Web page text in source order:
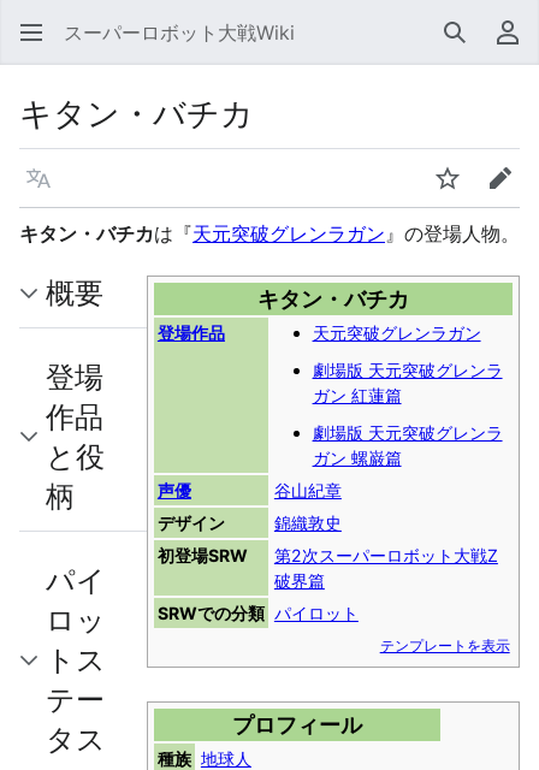
スーパーロボット大戦Wiki 検索 利
キタン・バチカ
言語 ウォッチ編集
キタン・バチカは『天元突破グレンラガン』の登場人物。
キタン・バチカ
登場作品
天元突破グレンラガン
劇場版 天元突破グレンラ
ガン 紅蓮篇
劇場版 天元突破グレンラ
ガン 螺巌篇
声優
谷山紀章
デザイン
錦織敦史
初登場SRW
第2次スーパーロボット大戦Z
破界篇
SRWでの分類 パイロット
テンプレートを表示
プロフィール
種族 地球人
概要
登場
作品
と役
柄
パイ
ロッ
トス
テー
タス